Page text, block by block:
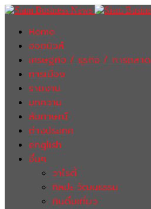
Home
ฮอตนิวส์
เศรษฐกิจ / ธุรกิจ / การตลาด
การเมือง
รายงาน
บทความ
สัมภาษณ์
ต่างประเทศ
english
อื่นๆ
วาไรตี้
ศิลปะ-วัฒนธรรม
กินดื่มเที่ยว